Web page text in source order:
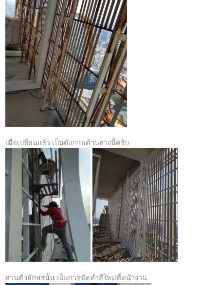
เมื่อเปลี่ยนแล้ว เป็นดังภาพด้านล่างนี้ครับ
ส่วนตัวอักษรนั้น เป็นการขัดทำสีใหม่ที่หน้างาน